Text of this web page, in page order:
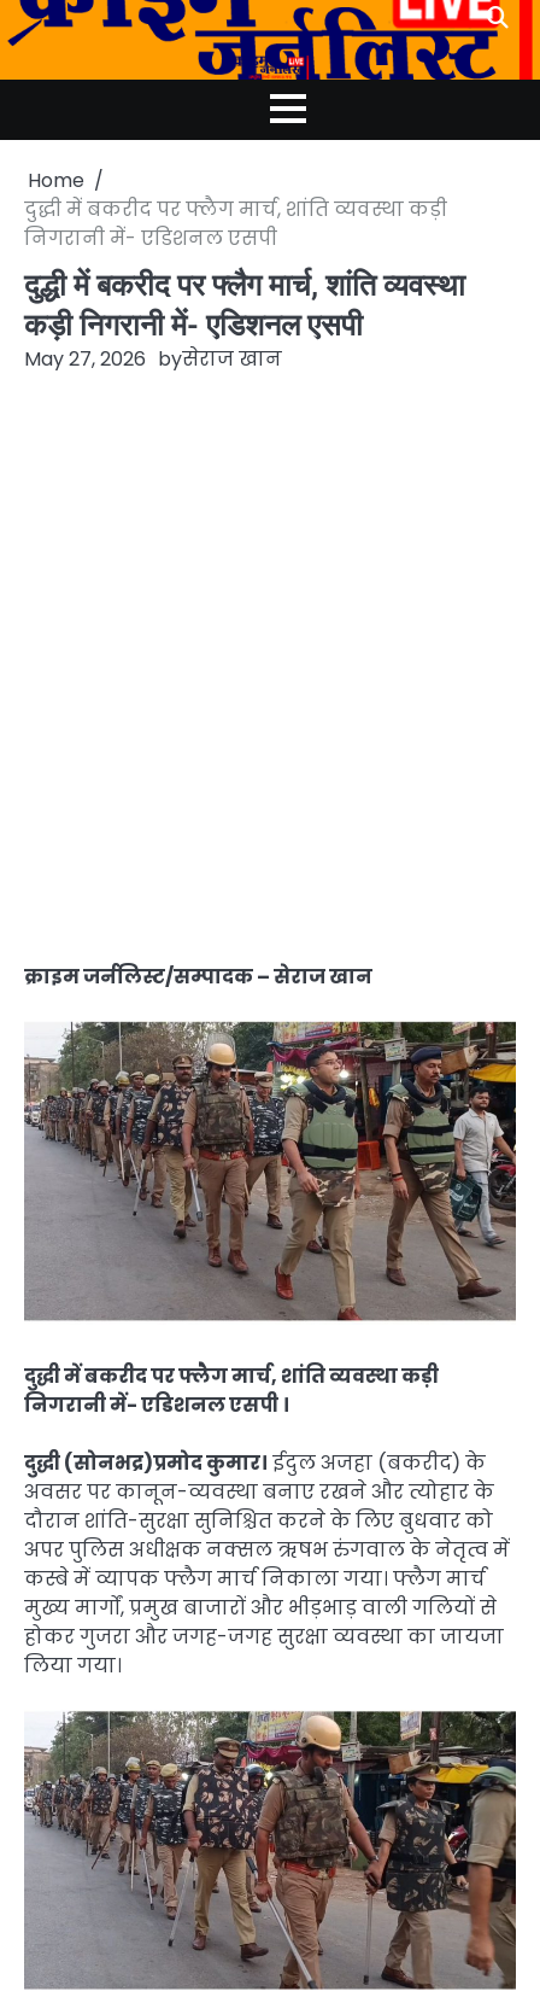
Skip
to
Home
दुद्धी में बकरीद पर फ्लैग मार्च, शांति व्यवस्था कड़ी
निगरानी में- एडिशनल एसपी
दुद्धी में बकरीद पर फ्लैग मार्च, शांति व्यवस्था
कड़ी निगरानी में- एडिशनल एसपी
May 27, 2026 byसेराज खान
क्राइम जर्नलिस्ट/सम्पादक – सेराज खान
दुद्धी में बकरीद पर फ्लैग मार्च, शांति व्यवस्था कड़ी
निगरानी में- एडिशनल एसपी ।
दुद्धी (सोनभद्र)प्रमोद कुमार। ईदुल अजहा (बकरीद) के
अवसर पर कानून-व्यवस्था बनाए रखने और त्योहार के
दौरान शांति-सुरक्षा सुनिश्चित करने के लिए बुधवार को
अपर पुलिस अधीक्षक नक्सल ऋषभ रुंगवाल के नेतृत्व में
कस्बे में व्यापक फ्लैग मार्च निकाला गया। फ्लैग मार्च
मुख्य मार्गों, प्रमुख बाजारों और भीड़भाड़ वाली गलियों से
होकर गुजरा और जगह-जगह सुरक्षा व्यवस्था का जायजा
लिया गया।